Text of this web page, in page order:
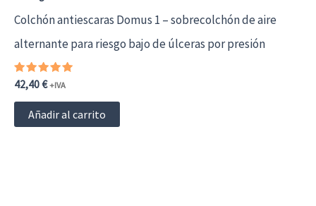
Colchón antiescaras Domus 1 – sobrecolchón de aire
alternante para riesgo bajo de úlceras por presión
Valorado
con
5.00
de 5
42,40€ +IVA
Añadir al carrito